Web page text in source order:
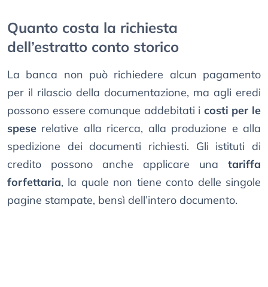
Quanto costa la richiesta
dell’estratto conto storico
La banca non può richiedere alcun pagamento
per il rilascio della documentazione, ma agli eredi
possono essere comunque addebitati i costi per le
spese relative alla ricerca, alla produzione e alla
spedizione dei documenti richiesti. Gli istituti di
credito possono anche applicare una tariffa
forfettaria, la quale non tiene conto delle singole
pagine stampate, bensì dell’intero documento.